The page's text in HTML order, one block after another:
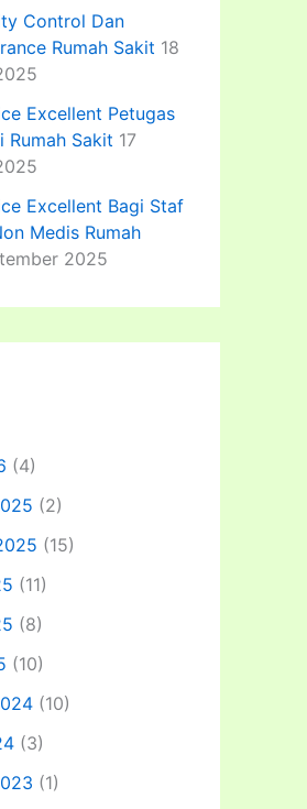
Control Dan
Rumah Sakit 18
Excellent Petugas
Rumah Sakit 17
Excellent Bagi Staf
Medis Rumah
2025
(4)
(2)
(15)
(11)
(8)
(10)
(10)
(3)
(1)